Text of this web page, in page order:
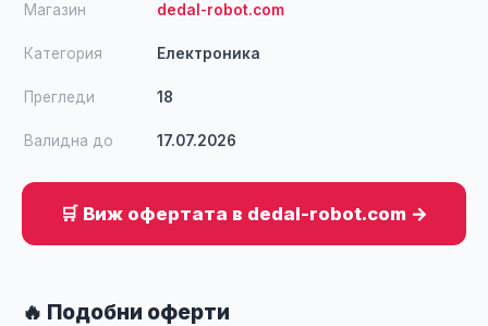
Магазин dedal-robot.com
Категория Електроника
Прегледи 18
Валидна до 17.07.2026
🛒 Виж офертата в dedal-robot.com →
🔥 Подобни оферти